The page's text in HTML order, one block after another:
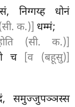
निग्गय्ह धोनं
क.)] धम्मं;
(सी. क.)]
च
[व (बहूसु)]
समुज्जुपञ्ञस्स